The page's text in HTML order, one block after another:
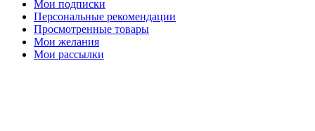
Мои подписки
Персональные рекомендации
Просмотренные товары
Мои желания
Мои рассылки